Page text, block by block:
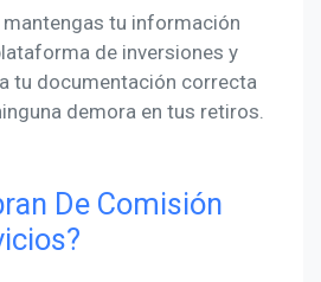
tu información
de inversiones y
tu documentación correcta
demora en tus retiros.
De Comisión